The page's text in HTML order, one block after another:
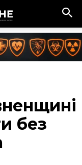
без